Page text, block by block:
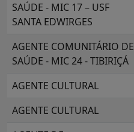
SAÚDE - MIC 17 – USF
SANTA EDWIRGES
AGENTE COMUNITÁRIO DE
SAÚDE - MIC 24 - TIBIRIÇÁ
AGENTE CULTURAL
AGENTE CULTURAL